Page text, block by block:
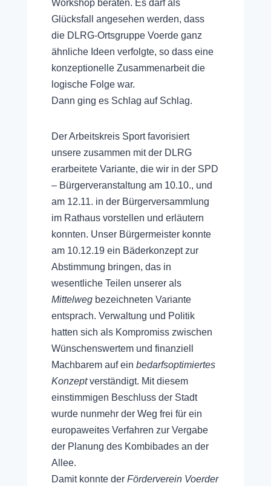
Workshop beraten. Es darf als
Glücksfall angesehen werden, dass
die DLRG-Ortsgruppe Voerde ganz
ähnliche Ideen verfolgte, so dass eine
konzeptionelle Zusammenarbeit die
logische Folge war.
Dann ging es Schlag auf Schlag.
Der Arbeitskreis Sport favorisiert
unsere zusammen mit der DLRG
erarbeitete Variante, die wir in der SPD
– Bürgerveranstaltung am 10.10., und
am 12.11. in der Bürgerversammlung
im Rathaus vorstellen und erläutern
konnten. Unser Bürgermeister konnte
am 10.12.19 ein Bäderkonzept zur
Abstimmung bringen, das in
wesentliche Teilen unserer als
Mittelwegbezeichneten Variante
entsprach. Verwaltung und Politik
hatten sich als Kompromiss zwischen
Wünschenswertem und finanziell
Machbarem auf ein bedarfsoptimiertes
Konzeptverständigt. Mit diesem
einstimmigen Beschluss der Stadt
wurde nunmehr der Weg frei für ein
europaweites Verfahren zur Vergabe
der Planung des Kombibades an der
Allee.
Damit konnte der Förderverein Voerder